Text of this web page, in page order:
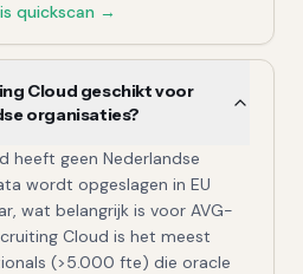
quickscan →
Cloud geschikt voor
organisaties?
heeft geen Nederlandse
wordt opgeslagen in EU
wat belangrijk is voor AVG-
Cloud is het meest
(>5.000 fte) die oracle